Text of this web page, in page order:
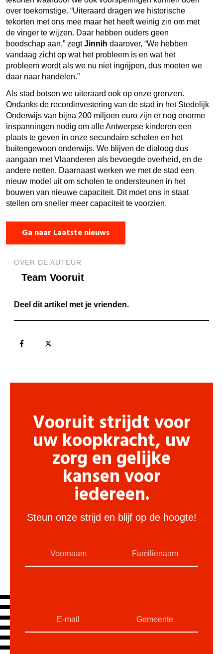
over toekomstige. “Uiteraard dragen we historische
tekorten met ons mee maar het heeft weinig zin om met
de vinger te wijzen. Daar hebben ouders geen
boodschap aan,” zegtJinnih daarover, “We hebben
vandaag zicht op wat het probleem is en wat het
probleem wordt als we nu niet ingrijpen, dus moeten we
daar naar handelen.”
Als stad botsen we uiteraard ook op onze grenzen.
Ondanks de recordinvestering van de stad in het Stedelijk
Onderwijs van bijna 200 miljoen euro zijn er nog enorme
inspanningen nodig om alle Antwerpse kinderen een
plaats te geven in onze secundaire scholen en het
buitengewoon onderwijs. We blijven de dialoog dus
aangaan met Vlaanderen als bevoegde overheid, en de
andere netten. Daarnaast werken we met de stad een
nieuw model uit om scholen te ondersteunen in het
bouwen van nieuwe capaciteit. Dit moet ons in staat
stellen om sneller meer capaciteit te voorzien.
Ga naar Laatste nieuws
OVER DE AUTEUR
Team Vooruit
Deel dit artikel met je vrienden.
Vooruit strijdt voor
uw koopkracht, uw
zorg en gelijke
kansen voor
iedereen.
Steun onze strijd en blijf op de hoogte!